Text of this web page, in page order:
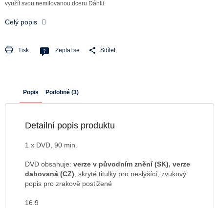
využít svou nemilovanou dceru Dáhlii.
Celý popis
Tisk Zeptat se Sdílet
Popis Podobné (3)
Detailní popis produktu
1 x DVD, 90 min.
DVD obsahuje: verze v původním znění (SK), verze
dabovaná (CZ), skryté titulky pro neslyšící, zvukový
popis pro zrakově postižené
16:9